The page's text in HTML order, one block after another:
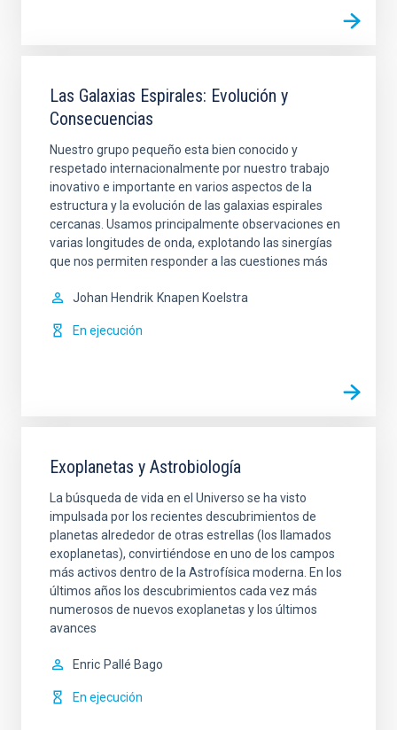
Las Galaxias Espirales: Evolución y
Consecuencias
Nuestro grupo pequeño esta bien conocido y
respetado internacionalmente por nuestro trabajo
inovativo e importante en varios aspectos de la
estructura y la evolución de las galaxias espirales
cercanas. Usamos principalmente observaciones en
varias longitudes de onda, explotando las sinergías
que nos permiten responder a las cuestiones más
Johan Hendrik Knapen Koelstra
En ejecución
Exoplanetas y Astrobiología
La búsqueda de vida en el Universo se ha visto
impulsada por los recientes descubrimientos de
planetas alrededor de otras estrellas (los llamados
exoplanetas), convirtiéndose en uno de los campos
más activos dentro de la Astrofísica moderna. En los
últimos años los descubrimientos cada vez más
numerosos de nuevos exoplanetas y los últimos
avances
Enric Pallé Bago
En ejecución